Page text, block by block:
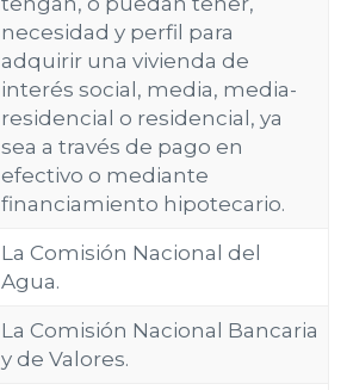
necesidad y perfil para
adquirir una vivienda de
interés social, media, media-
residencial o residencial, ya
sea a través de pago en
efectivo o mediante
financiamiento hipotecario.
La Comisión Nacional del
Agua.
La Comisión Nacional Bancaria
y de Valores.